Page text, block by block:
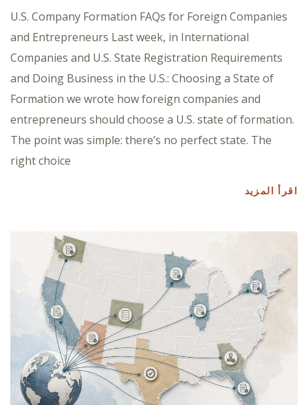
U.S. Company Formation FAQs for Foreign Companies
and Entrepreneurs Last week, in International
Companies and U.S. State Registration Requirements
and Doing Business in the U.S.: Choosing a State of
Formation we wrote how foreign companies and
entrepreneurs should choose a U.S. state of formation.
The point was simple: there’s no perfect state. The
right choice
اقرأ المزيد